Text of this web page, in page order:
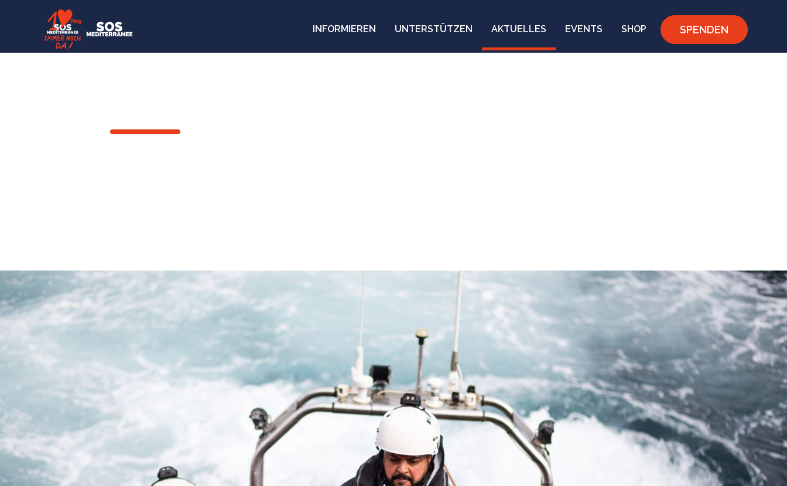
INFORMIEREN UNTERSTÜTZEN AKTUELLES EVENTS SHOP SPENDEN